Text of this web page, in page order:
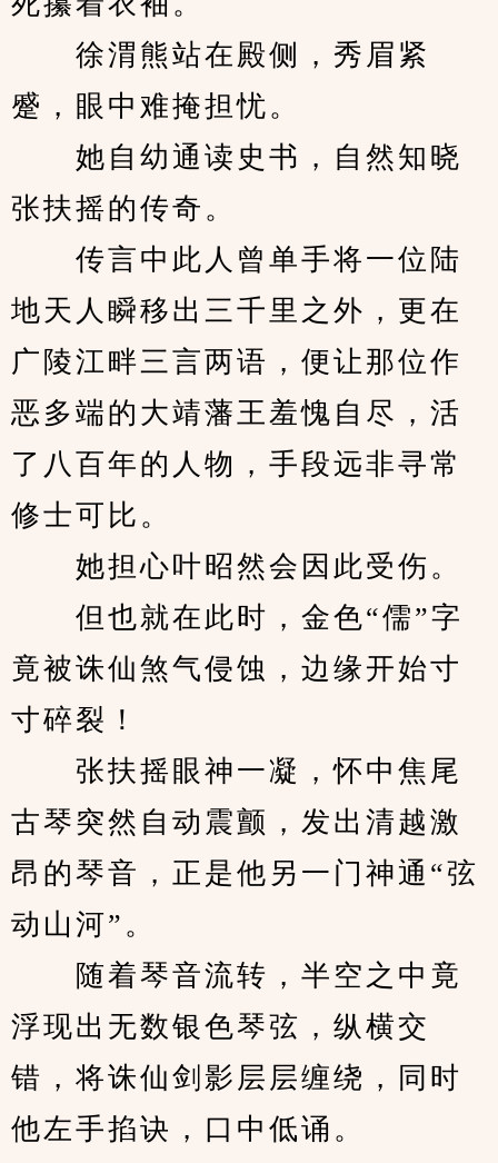
徐渭熊站在殿侧，秀眉紧
蹙，眼中难掩担忧。
她自幼通读史书，自然知晓
张扶摇的传奇。
传言中此人曾单手将一位陆
地天人瞬移出三千里之外，更在
广陵江畔三言两语，便让那位作
恶多端的大靖藩王羞愧自尽，活
了八百年的人物，手段远非寻常
修士可比。
她担心叶昭然会因此受伤。
但也就在此时，金色“儒”字
竟被诛仙煞气侵蚀，边缘开始寸
寸碎裂！
张扶摇眼神一凝，怀中焦尾
古琴突然自动震颤，发出清越激
昂的琴音，正是他另一门神通“弦
动山河”。
随着琴音流转，半空之中竟
浮现出无数银色琴弦，纵横交
错，将诛仙剑影层层缠绕，同时
他左手掐诀，口中低诵。